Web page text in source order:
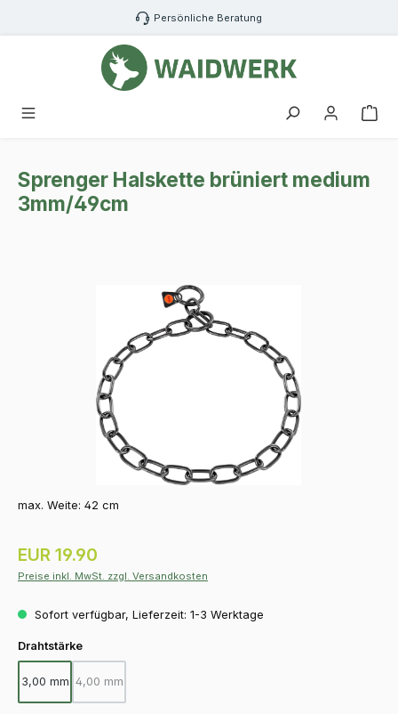
Zum Hauptinhalt springen Persönliche Beratung
Sprenger Halskette brüniert medium
3mm/49cm
max. Weite: 42 cm
Regulärer Preis:
EUR 19.90
Preise inkl. MwSt. zzgl. Versandkosten
Sofort verfügbar, Lieferzeit: 1-3 Werktage
Drahtstärkeauswählen
3,00 mm 4,00 mm
(Diese Option ist zurzeit nicht verfügbar.)